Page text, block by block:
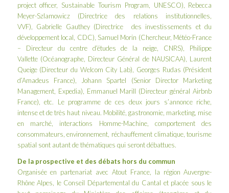
project officer, Sustainable Tourism Program, UNESCO), Rebecca
Meyer-Szlamowicz (Directrice des relations institutionnelles,
VVF), Gabrielle Gauthey (Directrice des investissements et du
développement local, CDC), Samuel Morin (Chercheur, Météo-France
– Directeur du centre d’études de la neige, CNRS), Philippe
Vallette (Océanographe, Directeur Général de NAUSICAA), Laurent
Queige (Directeur du Welcom City Lab), Georges Rudas (Président
d’Amadeus France), Johann Spartel (Senior Director Marketing
Management, Expedia), Emmanuel Marill (Directeur général Airbnb
France), etc. Le programme de ces deux jours s’annonce riche,
intense et de très haut niveau. Mobilité, gastronomie, marketing, mise
en marché, interactions Homme-Machine, comportement des
consommateurs, environnement, réchauffement climatique, tourisme
spatial sont autant de thématiques qui seront débattues.
De la prospective et des débats hors du commun
Organisée en partenariat avec Atout France, la région Auvergne-
Rhône Alpes, le Conseil Départemental du Cantal et placée sous le